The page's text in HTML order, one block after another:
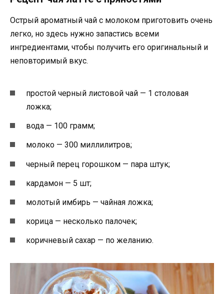
Острый ароматный чай с молоком приготовить очень
легко, но здесь нужно запастись всеми
ингредиентами, чтобы получить его оригинальный и
неповторимый вкус.
простой черный листовой чай — 1 столовая
ложка;
вода — 100 грамм;
молоко — 300 миллилитров;
черный перец горошком — пара штук;
кардамон — 5 шт;
молотый имбирь — чайная ложка;
корица — несколько палочек;
коричневый сахар — по желанию.